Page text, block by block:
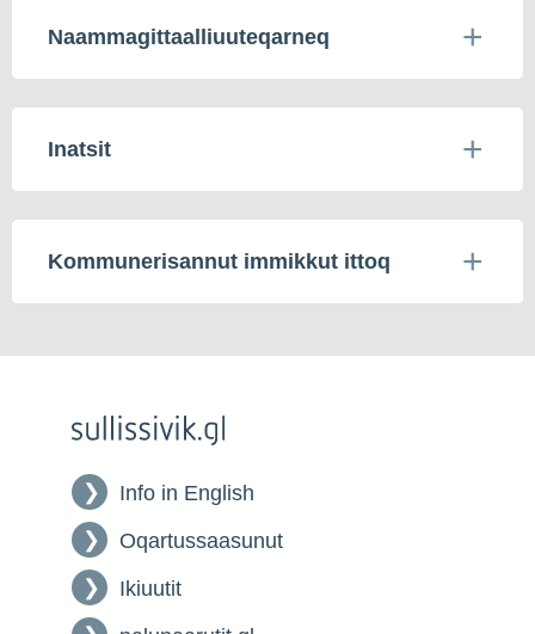
Naammagittaalliuuteqarneq
Inatsit
Kommunerisannut immikkut ittoq
Info in English
Oqartussaasunut
Ikiuutit